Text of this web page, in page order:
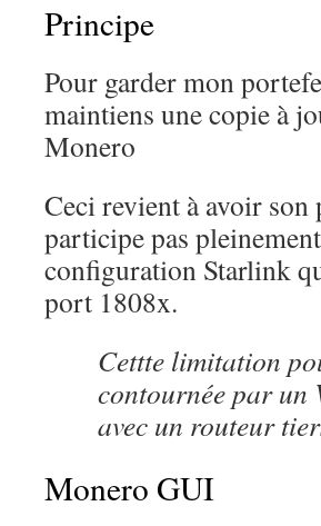
Principe
Pour garder mon
maintiens une copie à
Monero
Ceci revient à avoir
participe pas
configuration Starlink
port 1808x.
Cettte limitation
contournée par un
avec un routeur
Monero GUI